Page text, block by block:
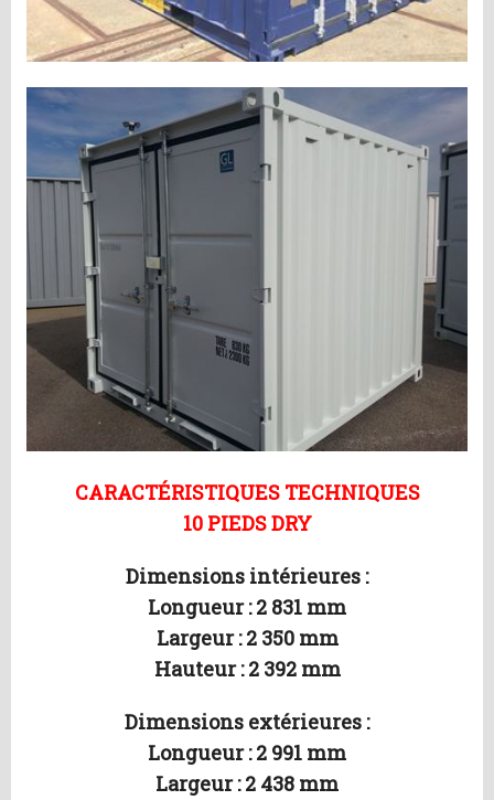
CARACTÉRISTIQUES TECHNIQUES
10 PIEDS DRY
Dimensions intérieures :
Longueur : 2 831 mm
Largeur : 2 350 mm
Hauteur : 2 392 mm
Dimensions extérieures :
Longueur : 2 991 mm
Largeur : 2 438 mm